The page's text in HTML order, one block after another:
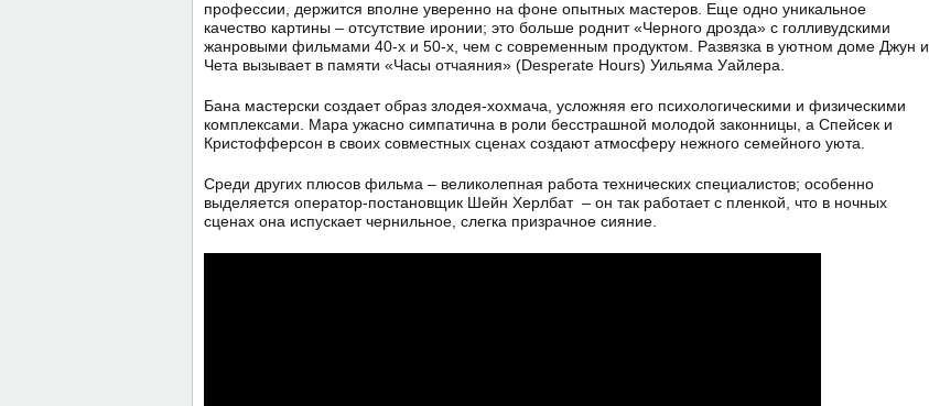
профессии, держится вполне уверенно на фоне опытных мастеров. Еще одно уникальное
качество картины – отсутствие иронии; это больше роднит «Черного дрозда» с голливудскими
жанровыми фильмами 40-х и 50-х, чем с современным продуктом. Развязка в уютном доме Джун и
Чета вызывает в памяти «Часы отчаяния» (Desperate Hours) Уильяма Уайлера.
Бана мастерски создает образ злодея-хохмача, усложняя его психологическими и физическими
комплексами. Мара ужасно симпатична в роли бесстрашной молодой законницы, а Спейсек и
Кристофферсон в своих совместных сценах создают атмосферу нежного семейного уюта.
Среди других плюсов фильма – великолепная работа технических специалистов; особенно
выделяется оператор-постановщик Шейн Херлбат – он так работает с пленкой, что в ночных
сценах она испускает чернильное, слегка призрачное сияние.